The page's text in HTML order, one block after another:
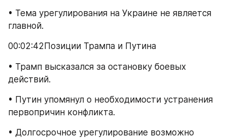
• Тема урегулирования на Украине не является
главной.
00:02:42Позиции Трампа и Путина
• Трамп высказался за остановку боевых
действий.
• Путин упомянул о необходимости устранения
первопричин конфликта.
• Долгосрочное урегулирование возможно